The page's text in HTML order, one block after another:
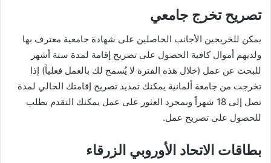
تصريح تخرج جامعي
يمكن للخريجين الأجانب الحاصلين على شهادة جامعية معترف بها
ولديهم أموال كافية الحصول على تصريح إقامة لمدة ستة أشهر
للبحث عن عمل (خلال هذه الفترة لا يُسمح لك بالعمل فعلياً) إذا
تخرجت من جامعة ألمانية يمكنك تمديد تصريح إقامتك الحالي لمدة
تصل إلى 18 شهراً وبمجرد العثور على عمل يمكنك التقدم بطلب
للحصول على تصريح عمل.
بطاقات الاتحاد الأوروبي الزرقاء